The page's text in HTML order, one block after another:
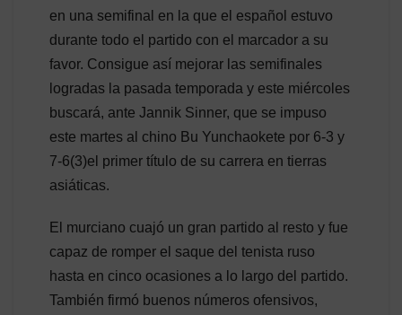
en una semifinal en la que el español estuvo
durante todo el partido con el marcador a su
favor. Consigue así mejorar las semifinales
logradas la pasada temporada y este miércoles
buscará, ante Jannik Sinner, que se impuso
este martes al chino Bu Yunchaokete por 6-3 y
7-6(3)el primer título de su carrera en tierras
asiáticas.
El murciano cuajó un gran partido al resto y fue
capaz de romper el saque del tenista ruso
hasta en cinco ocasiones a lo largo del partido.
También firmó buenos números ofensivos,